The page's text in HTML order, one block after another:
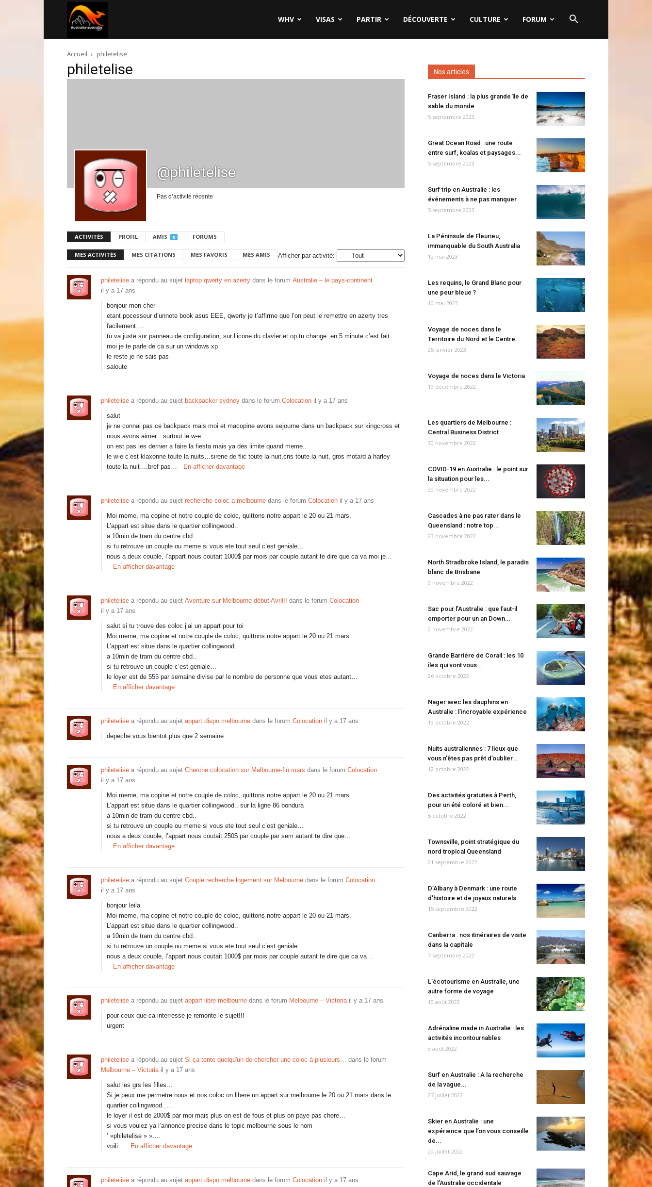
australie.com
WHV VISAS PARTIR DÉCOUVERTE CULTURE FORUM
Accueil philetelise
philetelise
@philetelise
Pas d’activité récente
ACTIVITÉS PROFIL AMIS 0 FORUMS
MES ACTIVITÉS MES CITATIONS MES FAVORIS MES AMIS Afficher par activité:
philetelise a répondu au sujet laptop qwerty en azerty dans le forum Australie – le pays-continent
il y a 17 ans
bonjour mon cher
etant pocesseur d’unnote book asus EEE, qwerty je t’affirme que l’on peut le remettre en azerty tres
facilement….
tu va juste sur panneau de configuration, sur l’icone du clavier et op tu change..en 5 minute c’est fait…
moi je te parle de ca sur un windows xp…
le reste je ne sais pas
saloute
philetelise a répondu au sujet backpacker sydney dans le forum Colocation il y a 17 ans
salut
je ne connai pas ce backpack mais moi et macopine avons sejourne dans un backpack sur kingcross et
nous avons aimer…surtout le w-e
on est pas les dernier a faire la fiesta mais ya des limite quand meme..
le w-e c’est klaxonne toute la nuits…sirene de flic toute la nuit,cris toute la nuit, gros motard a harley
toute la nuit….bref pas…
En afficher davantage
philetelise a répondu au sujet recherche coloc a melbourne dans le forum Colocation il y a 17 ans
Moi meme, ma copine et notre couple de coloc, quittons notre appart le 20 ou 21 mars.
L’appart est situe dans le quartier collingwood..
a 10min de tram du centre cbd..
si tu retrouve un couple ou meme si vous ete tout seul c’est geniale…
nous a deux couple, l’appart nous coutait 1000$ par mois par couple autant te dire que ca va moi je…
En afficher davantage
philetelise a répondu au sujet Aventure sur Melbourne début Avril!! dans le forum Colocation
il y a 17 ans
salut si tu trouve des coloc j’ai un appart pour toi
Moi meme, ma copine et notre couple de coloc, quittons notre appart le 20 ou 21 mars.
L’appart est situe dans le quartier collingwood..
a 10min de tram du centre cbd..
si tu retrouve un couple c’est geniale…
le loyer est de 555 par semaine divise par le nombre de personne que vous etes autant…
En afficher davantage
philetelise a répondu au sujet appart dispo melbourne dans le forum Colocation il y a 17 ans
depeche vous bientot plus que 2 semaine
philetelise a répondu au sujet Cherche colocation sur Melbourne-fin mars dans le forum Colocation
il y a 17 ans
Moi meme, ma copine et notre couple de coloc, quittons notre appart le 20 ou 21 mars.
L’appart est situe dans le quartier collingwood.. sur la ligne 86 bondura
a 10min de tram du centre cbd..
si tu retrouve un couple ou meme si vous ete tout seul c’est geniale…
nous a deux couple, l’appart nous coutait 250$ par couple par sem autant te dire que…
En afficher davantage
philetelise a répondu au sujet Couple recherche logement sur Melbourne dans le forum Colocation
il y a 17 ans
bonjour leila
Moi meme, ma copine et notre couple de coloc, quittons notre appart le 20 ou 21 mars.
L’appart est situe dans le quartier collingwood..
a 10min de tram du centre cbd..
si tu retrouve un couple ou meme si vous ete tout seul c’est geniale…
nous a deux couple, l’appart nous coutait 1000$ par mois par couple autant te dire que ca va…
En afficher davantage
philetelise a répondu au sujet appart libre melbourne dans le forum Melbourne – Victoria il y a 17 ans
pour ceux que ca interresse je remonte le sujet!!!
urgent
philetelise a répondu au sujet Si ça tente quelqu'un de chercher une coloc à plusieurs… dans le forum
Melbourne – Victoria il y a 17 ans
salut les grs les filles…
Si je peux me permetre nous et nos coloc on libere un appart sur melbourne le 20 ou 21 mars dans le
quartier collingwood…..
le loyer il est de 2000$ par moi mais plus on est de fous et plus on paye pas chere…
si vous voulez ya l’annonce precise dans le topic melbourne sous le nom
‘ »philetelise » »….
voili…
En afficher davantage
philetelise a répondu au sujet appart dispo melbourne dans le forum Colocation il y a 17 ans
Nos articles
Fraser Island : la plus grande île de
sable du monde
5 septembre 2023
Great Ocean Road : une route
entre surf, koalas et paysages...
5 septembre 2023
Surf trip en Australie : les
événements à ne pas manquer
5 septembre 2023
La Péninsule de Fleurieu,
immanquable du South Australia
12 mai 2023
Les requins, le Grand Blanc pour
une peur bleue ?
10 mai 2023
Voyage de noces dans le
Territoire du Nord et le Centre...
25 janvier 2023
Voyage de noces dans le Victoria
19 décembre 2022
Les quartiers de Melbourne :
Central Business District
30 novembre 2022
COVID-19 en Australie : le point sur
la situation pour les...
30 novembre 2022
Cascades à ne pas rater dans le
Queensland : notre top...
23 novembre 2022
North Stradbroke Island, le paradis
blanc de Brisbane
9 novembre 2022
Sac pour l’Australie : que faut-il
emporter pour un an Down...
2 novembre 2022
Grande Barrière de Corail : les 10
îles qui vont vous...
26 octobre 2022
Nager avec les dauphins en
Australie : l’incroyable expérience
19 octobre 2022
Nuits australiennes : 7 lieux que
vous n’êtes pas prêt d’oublier...
12 octobre 2022
Des activités gratuites à Perth,
pour un été coloré et bien...
5 octobre 2022
Townsville, point stratégique du
nord tropical Queensland
21 septembre 2022
D’Albany à Denmark : une route
d’histoire et de joyaux naturels
15 septembre 2022
Canberra : nos itinéraires de visite
dans la capitale
7 septembre 2022
L’écotourisme en Australie, une
autre forme de voyage
10 août 2022
Adrénaline made in Australie : les
activités incontournables
3 août 2022
Surf en Australie : A la recherche
de la vague...
27 juillet 2022
Skier en Australie : une
expérience que l’on vous conseille
de...
20 juillet 2022
Cape Arid, le grand sud sauvage
de l’Australie occidentale